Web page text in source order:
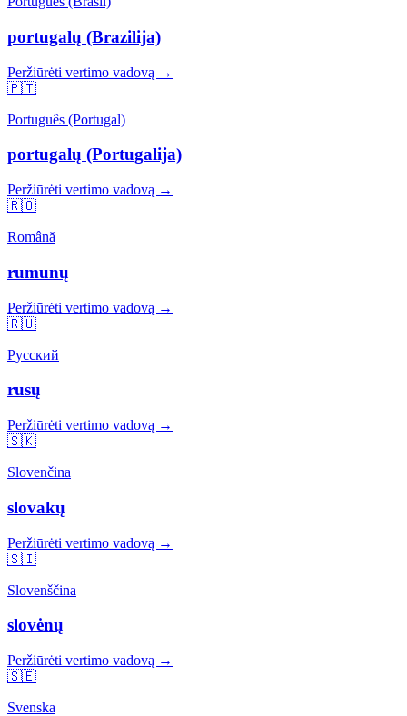
portugalų (Brazilija)
Peržiūrėti vertimo vadovą →
🇵🇹
Português (Portugal)
portugalų (Portugalija)
Peržiūrėti vertimo vadovą →
🇷🇴
Română
rumunų
Peržiūrėti vertimo vadovą →
🇷🇺
Русский
rusų
Peržiūrėti vertimo vadovą →
🇸🇰
Slovenčina
slovakų
Peržiūrėti vertimo vadovą →
🇸🇮
Slovenščina
slovėnų
Peržiūrėti vertimo vadovą →
🇸🇪
Svenska